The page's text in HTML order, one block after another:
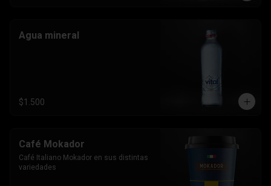
Agua mineral
$1.500
Café Mokador
Café Italiano Mokador en sus distintas
variedades